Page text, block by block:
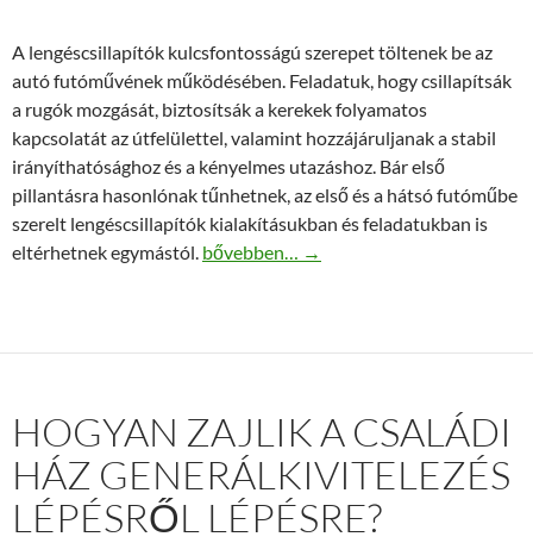
A lengéscsillapítók kulcsfontosságú szerepet töltenek be az
autó futóművének működésében. Feladatuk, hogy csillapítsák
a rugók mozgását, biztosítsák a kerekek folyamatos
kapcsolatát az útfelülettel, valamint hozzájáruljanak a stabil
irányíthatósághoz és a kényelmes utazáshoz. Bár első
pillantásra hasonlónak tűnhetnek, az első és a hátsó futóműbe
szerelt lengéscsillapítók kialakításukban és feladatukban is
eltérhetnek egymástól. Peugeot lengéscsillapító első és hátsó
bővebben… →
HOGYAN ZAJLIK A CSALÁDI
HÁZ GENERÁLKIVITELEZÉS
LÉPÉSRŐL LÉPÉSRE?